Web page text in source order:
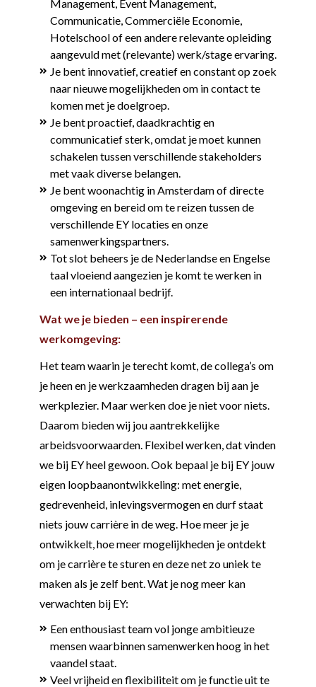
Management, Event Management,
Communicatie, Commerciële Economie,
Hotelschool of een andere relevante opleiding
aangevuld met (relevante) werk/stage ervaring.
Je bent innovatief, creatief en constant op zoek
naar nieuwe mogelijkheden om in contact te
komen met je doelgroep.
Je bent proactief, daadkrachtig en
communicatief sterk, omdat je moet kunnen
schakelen tussen verschillende stakeholders
met vaak diverse belangen.
Je bent woonachtig in Amsterdam of directe
omgeving en bereid om te reizen tussen de
verschillende EY locaties en onze
samenwerkingspartners.
Tot slot beheers je de Nederlandse en Engelse
taal vloeiend aangezien je komt te werken in
een internationaal bedrijf.
Wat we je bieden – een inspirerende
werkomgeving:
Het team waarin je terecht komt, de collega’s om
je heen en je werkzaamheden dragen bij aan je
werkplezier. Maar werken doe je niet voor niets.
Daarom bieden wij jou aantrekkelijke
arbeidsvoorwaarden. Flexibel werken, dat vinden
we bij EY heel gewoon. Ook bepaal je bij EY jouw
eigen loopbaanontwikkeling: met energie,
gedrevenheid, inlevingsvermogen en durf staat
niets jouw carrière in de weg. Hoe meer je je
ontwikkelt, hoe meer mogelijkheden je ontdekt
om je carrière te sturen en deze net zo uniek te
maken als je zelf bent. Wat je nog meer kan
verwachten bij EY:
Een enthousiast team vol jonge ambitieuze
mensen waarbinnen samenwerken hoog in het
vaandel staat.
Veel vrijheid en flexibiliteit om je functie uit te